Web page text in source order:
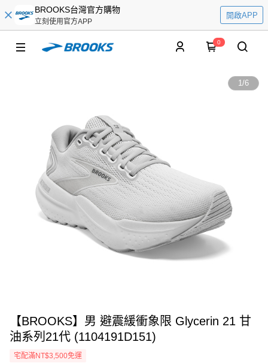
BROOKS台灣官方購物
立刻使用官方APP
開啟APP
0
1/6
【BROOKS】男 避震緩衝象限 Glycerin 21 甘
油系列21代 (1104191D151)
宅配滿NT$3,500免運